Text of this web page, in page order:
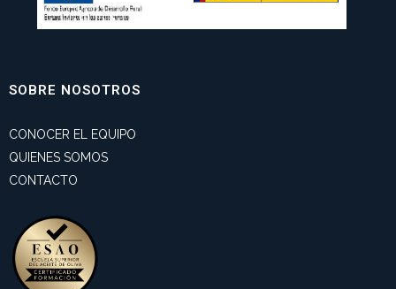
SOBRE NOSOTROS
CONOCER EL EQUIPO
QUIENES SOMOS
CONTACTO